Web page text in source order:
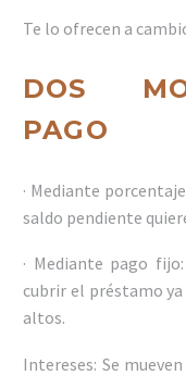
Te lo ofrecen a
DOS
PAGO
· Mediante
saldo pendiente
· Mediante pago
cubrir el préstamo
altos.
Intereses: Se